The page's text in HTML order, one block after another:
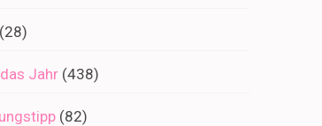
(28)
Jahr (438)
(82)